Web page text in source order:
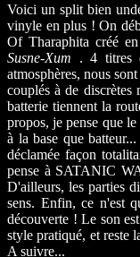
Voici un split bien
vinyle en plus ! On
Of Tharaphita créé
Susne-Xum . 4 titres
atmosphères, nous
couplés à de discrètes
batterie tiennent la
propos, je pense que
à la base que
déclamée façon
pense à SATANIC
D'ailleurs, les parties
sens. Enfin, ce n'est
découverte ! Le son
style pratiqué, et reste
A suivre...